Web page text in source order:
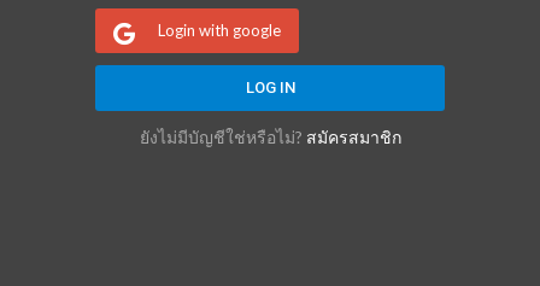
Login with google
ยังไม่มีบัญชีใช่หรือไม่? สมัครสมาชิก